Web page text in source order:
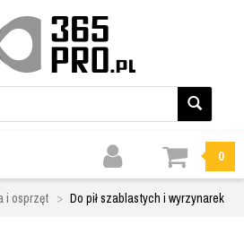
0
i osprzęt Do pił szablastych i wyrzynarek